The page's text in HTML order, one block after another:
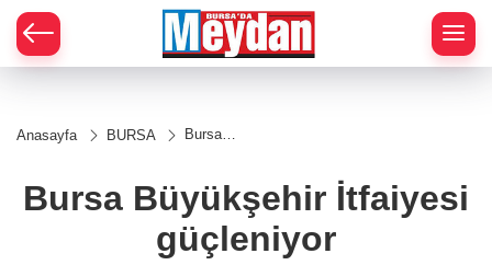
Anasayfa BURSA
Bursa
güçleniyor
Bursa Büyükşehir İtfaiyesi
güçleniyor